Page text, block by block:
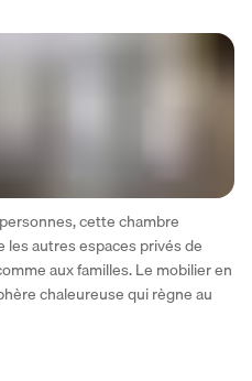
cette chambre
autres espaces privés de
aux familles. Le mobilier en
chaleureuse qui règne au